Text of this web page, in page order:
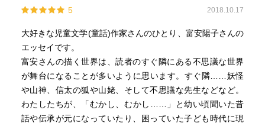
5 2018.10.17
大好きな児童文学(童話)作家さんのひとり、富安陽子さんの
エッセイです。
富安さんの描く世界は、読者のすぐ隣にある不思議な世界
が舞台になることが多いように思います。すぐ隣……妖怪
や山神、信太の狐や山姥、そして不思議な先生などなど。
わたしたちが、「むかし、むかし……」と幼い頃聞いた昔
話や伝承が元になっていたり、困っていた子ども時代に現